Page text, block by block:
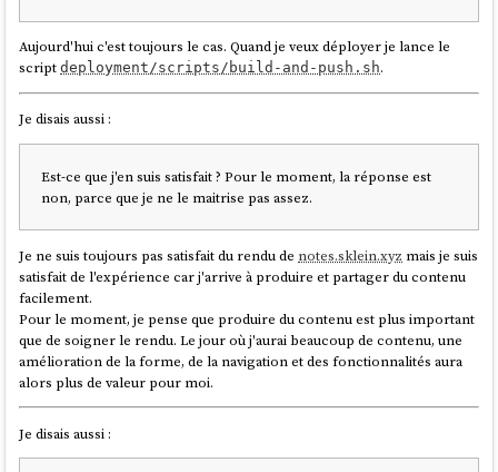
Aujourd'hui c'est toujours le cas. Quand je veux déployer je lance le
scriptdeployment/scripts/build-and-push.sh.
Je disais aussi :
Est-ce que j'en suis satisfait ? Pour le moment, la réponse est
non, parce que je ne le maitrise pas assez.
Je ne suis toujours pas satisfait du rendu de notes.sklein.xyz mais je suis
satisfait de l'expérience car j'arrive à produire et partager du contenu
facilement.
Pour le moment, je pense que produire du contenu est plus important
que de soigner le rendu. Le jour où j'aurai beaucoup de contenu, une
amélioration de la forme, de la navigation et des fonctionnalités aura
alors plus de valeur pour moi.
Je disais aussi :